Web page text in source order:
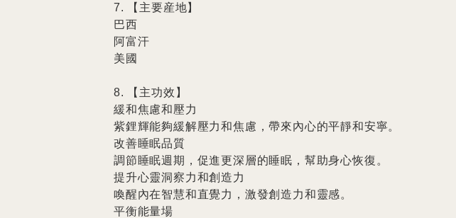
7. 【主要産地】
巴西
阿富汗
美國
8. 【主功效】
緩和焦慮和壓力
紫鋰輝能夠緩解壓力和焦慮，帶來內心的平靜和安寧。
改善睡眠品質
調節睡眠週期，促進更深層的睡眠，幫助身心恢復。
提升心靈洞察力和創造力
喚醒內在智慧和直覺力，激發創造力和靈感。
平衡能量場